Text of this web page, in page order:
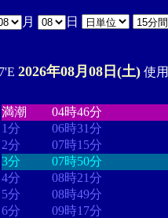
月 日
2026年08月08日(土) 使
満潮
04時46分
1分
06時31分
2分
07時15分
3分
07時50分
4分
08時21分
5分
08時49分
6分
09時17分